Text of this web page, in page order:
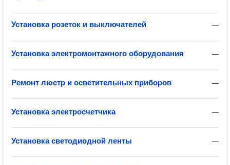
—
Установка розеток и выключателей
—
Установка электромонтажного оборудования
—
Ремонт люстр и осветительных приборов
—
Установка электросчетчика
—
Установка светодиодной ленты